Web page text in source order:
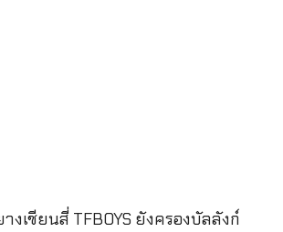
งเชียนสี่ TFBOYS ยังครองบัลลังก์